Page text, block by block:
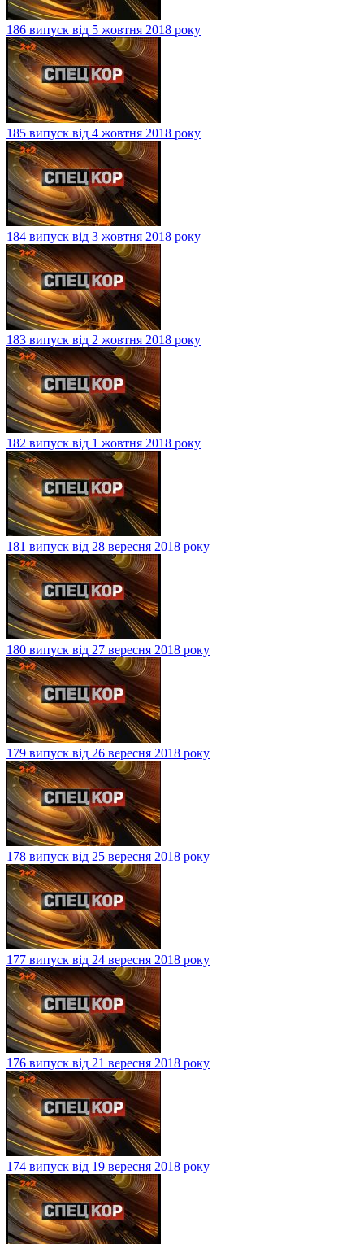
186 випуск від 5 жовтня 2018 року
185 випуск від 4 жовтня 2018 року
184 випуск від 3 жовтня 2018 року
183 випуск від 2 жовтня 2018 року
182 випуск від 1 жовтня 2018 року
181 випуск від 28 вересня 2018 року
180 випуск від 27 вересня 2018 року
179 випуск від 26 вересня 2018 року
178 випуск від 25 вересня 2018 року
177 випуск від 24 вересня 2018 року
176 випуск від 21 вересня 2018 року
174 випуск від 19 вересня 2018 року